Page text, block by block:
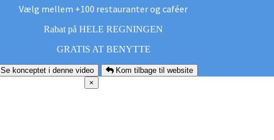
Vælg mellem +100 restauranter og caféer
Rabat på HELE REGNINGEN
GRATIS AT BENYTTE
Se konceptet i denne video
Kom tilbage til website
×